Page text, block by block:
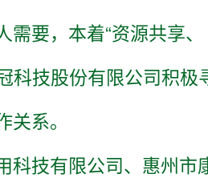
要，本着“资源共享、
科技股份有限公司积极
系。
科技有限公司、惠州市